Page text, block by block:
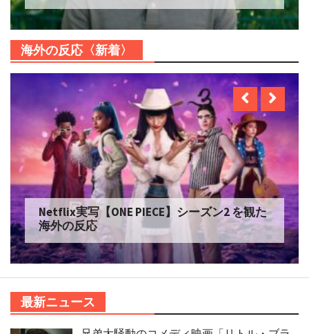
海外の反応〈新着〉
Netflix実写【ONE PIECE】シーズン2 を観た
海外の反応
最新ニュース
兄弟大騒動のコメディ映画「リトル・ブラ